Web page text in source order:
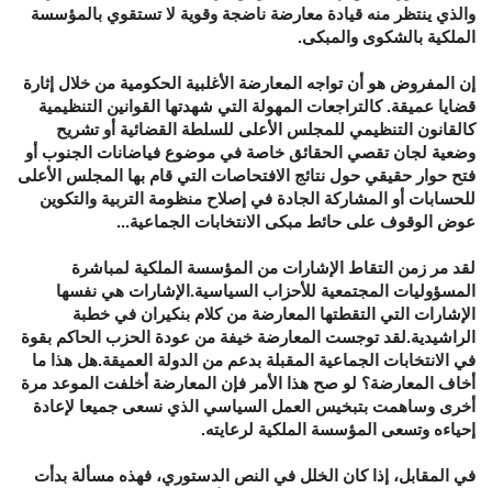
والذي ينتظر منه قيادة معارضة ناضجة وقوية لا تستقوي بالمؤسسة
الملكية بالشكوى والمبكى.
إن المفروض هو أن تواجه المعارضة الأغلبية الحكومية من خلال إثارة
قضايا عميقة. كالتراجعات المهولة التي شهدتها القوانين التنظيمية
كالقانون التنظيمي للمجلس الأعلى للسلطة القضائية أو تشريح
وضعية لجان تقصي الحقائق خاصة في موضوع فياضانات الجنوب أو
فتح حوار حقيقي حول نتائج الافتحاصات التي قام بها المجلس الأعلى
للحسابات أو المشاركة الجادة في إصلاح منظومة التربية والتكوين
عوض الوقوف على حائط مبكى الانتخابات الجماعية...
لقد مر زمن التقاط الإشارات من المؤسسة الملكية لمباشرة
المسؤوليات المجتمعية للأحزاب السياسية.الإشارات هي نفسها
الإشارات التي التقطتها المعارضة من كلام بنكيران في خطبة
الراشيدية.لقد توجست المعارضة خيفة من عودة الحزب الحاكم بقوة
في الانتخابات الجماعية المقبلة بدعم من الدولة العميقة.هل هذا ما
أخاف المعارضة؟ لو صح هذا الأمر فإن المعارضة أخلفت الموعد مرة
أخرى وساهمت بتبخيس العمل السياسي الذي نسعى جميعا لإعادة
إحياءه وتسعى المؤسسة الملكية لرعايته.
في المقابل، إذا كان الخلل في النص الدستوري، فهذه مسألة بدأت